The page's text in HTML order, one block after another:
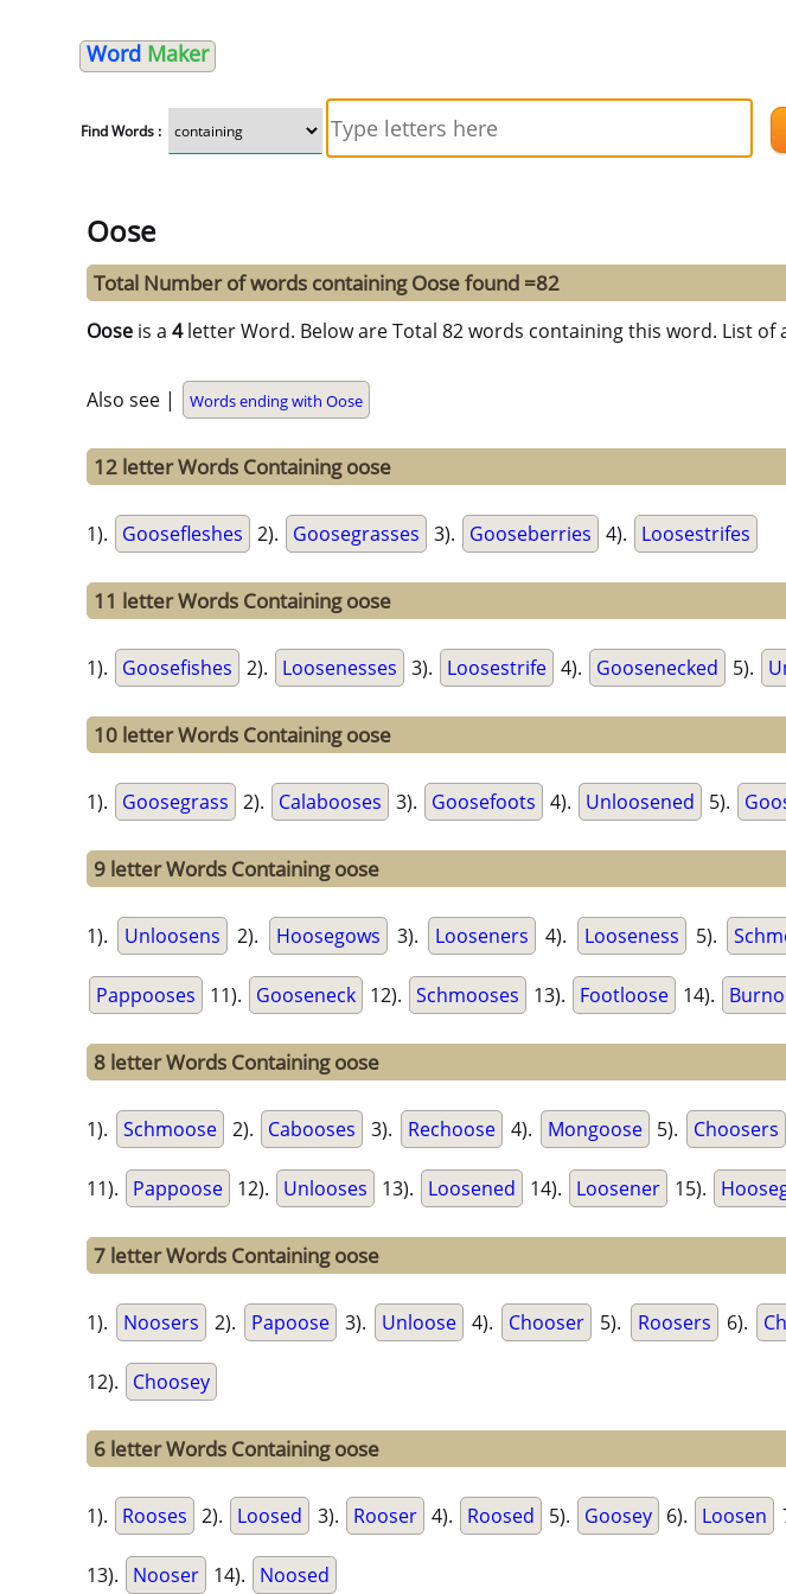
Word Maker
Find Words :
Oose
Total Number of words containing Oose found =82
Oose is a 4letter Word. Below are Total 82 words containing this word. List
Also see | Words ending with Oose
12 letter Words Containing oose
1). Goosefleshes 2). Goosegrasses 3). Gooseberries 4). Loosestrifes
11 letter Words Containing oose
1). Goosefishes 2). Loosenesses 3). Loosestrife 4). Goosenecked 5).
10 letter Words Containing oose
1). Goosegrass 2). Calabooses 3). Goosefoots 4). Unloosened 5).
9 letter Words Containing oose
1). Unloosens 2). Hoosegows 3). Looseners 4). Looseness 5).
Pappooses 11). Gooseneck 12). Schmooses 13). Footloose 14).
8 letter Words Containing oose
1). Schmoose 2). Cabooses 3). Rechoose 4). Mongoose 5). Choosers
11). Pappoose 12). Unlooses 13). Loosened 14). Loosener 15).
7 letter Words Containing oose
1). Noosers 2). Papoose 3). Unloose 4). Chooser 5). Roosers 6).
12). Choosey
6 letter Words Containing oose
1). Rooses 2). Loosed 3). Rooser 4). Roosed 5). Goosey 6). Loosen
13). Nooser 14). Noosed